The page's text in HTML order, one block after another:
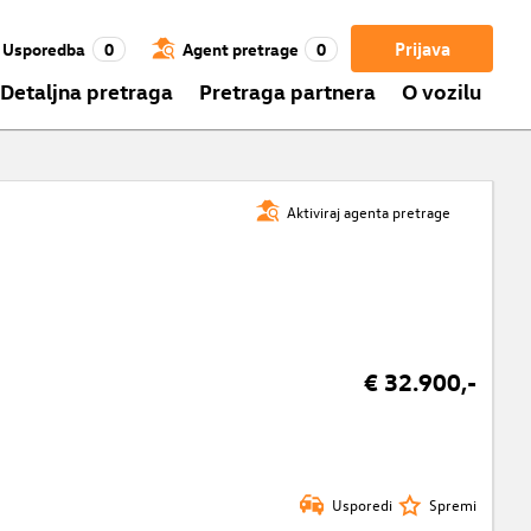
Prijava
Usporedba 0 Agent pretrage 0
Detaljna pretraga Pretraga partnera O vozilu
Aktiviraj agenta pretrage
€ 32.900,-
Usporedi Spremi